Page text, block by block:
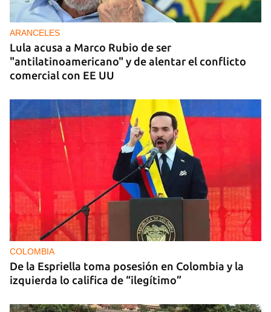
ARANCELES
Lula acusa a Marco Rubio de ser
"antilatinoamericano" y de alentar el conflicto
comercial con EE UU
COLOMBIA
De la Espriella toma posesión en Colombia y la
izquierda lo califica de “ilegítimo”